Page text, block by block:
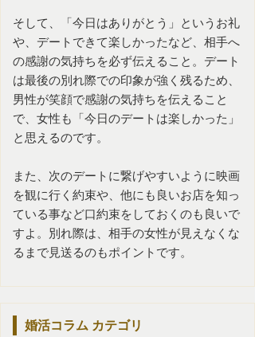
そして、「今日はありがとう」というお礼
や、デートできて楽しかったなど、相手へ
の感謝の気持ちを必ず伝えること。デート
は最後の別れ際での印象が強く残るため、
男性が笑顔で感謝の気持ちを伝えること
で、女性も「今日のデートは楽しかった」
と思えるのです。
また、次のデートに繋げやすいように映画
を観に行く約束や、他にも良いお店を知っ
ている事など口約束をしておくのも良いで
すよ。別れ際は、相手の女性が見えなくな
るまで見送るのもポイントです。
婚活コラム カテゴリ